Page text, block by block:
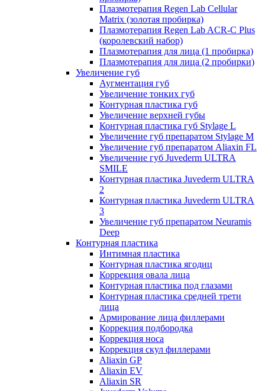
Плазмотерапия Regen Lab Cellular
Matrix (золотая пробирка)
Плазмотерапия Regen Lab ACR-C Plus
(королевский набор)
Плазмотерапия для лица (1 пробирка)
Плазмотерапия для лица (2 пробирки)
Увеличение губ
Аугментация губ
Увеличение тонких губ
Контурная пластика губ
Увеличение верхней губы
Контурная пластика губ Stylage L
Увеличение губ препаратом Stylage M
Увеличение губ препаратом Aliaxin FL
Увеличение губ Juvederm ULTRA
SMILE
Контурная пластика Juvederm ULTRA
2
Контурная пластика Juvederm ULTRA
3
Увеличение губ препаратом Neuramis
Deep
Контурная пластика
Интимная пластика
Контурная пластика ягодиц
Коррекция овала лица
Контурная пластика под глазами
Контурная пластика средней трети
лица
Армирование лица филлерами
Коррекция подбородка
Коррекция носа
Коррекция скул филлерами
Aliaxin GP
Aliaxin EV
Aliaxin SR